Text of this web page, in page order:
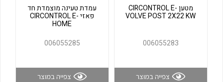
מטען CIRCONTROL E-
VOLVE POST 2X22 KW
006055283
צפייה במוצר
עמדת טעינה מוצמדת חד
פאזי CIRCONTROL E-
HOME
006055285
צפייה במוצר